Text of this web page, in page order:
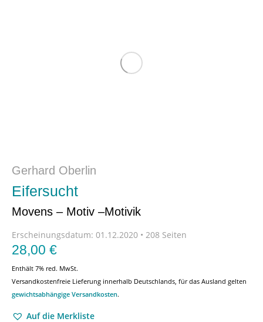
Gerhard Oberlin
Eifersucht
Movens – Motiv –Motivik
Erscheinungsdatum: 01.12.2020 • 208 Seiten
28,00 €
Enthält 7% red. MwSt.
Versandkostenfreie Lieferung innerhalb Deutschlands, für das Ausland gelten
gewichtsabhängige Versandkosten.
Auf die Merkliste